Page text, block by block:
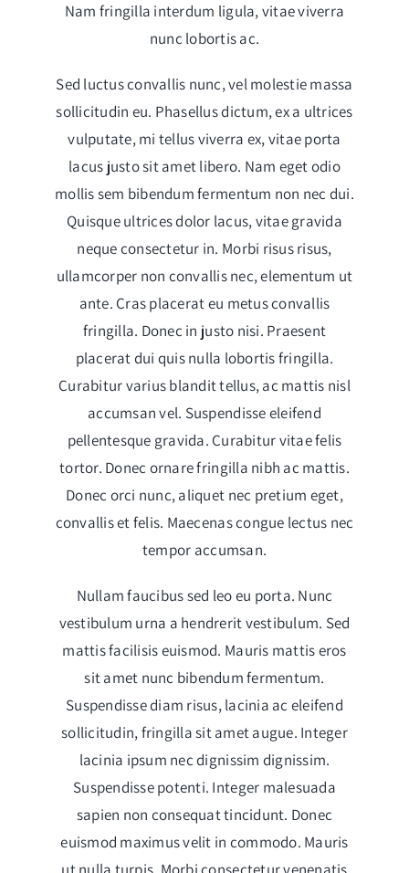
Nam fringilla interdum ligula, vitae viverra
nunc lobortis ac.
Sed luctus convallis nunc, vel molestie massa
sollicitudin eu. Phasellus dictum, ex a ultrices
vulputate, mi tellus viverra ex, vitae porta
lacus justo sit amet libero. Nam eget odio
mollis sem bibendum fermentum non nec dui.
Quisque ultrices dolor lacus, vitae gravida
neque consectetur in. Morbi risus risus,
ullamcorper non convallis nec, elementum ut
ante. Cras placerat eu metus convallis
fringilla. Donec in justo nisi. Praesent
placerat dui quis nulla lobortis fringilla.
Curabitur varius blandit tellus, ac mattis nisl
accumsan vel. Suspendisse eleifend
pellentesque gravida. Curabitur vitae felis
tortor. Donec ornare fringilla nibh ac mattis.
Donec orci nunc, aliquet nec pretium eget,
convallis et felis. Maecenas congue lectus nec
tempor accumsan.
Nullam faucibus sed leo eu porta. Nunc
vestibulum urna a hendrerit vestibulum. Sed
mattis facilisis euismod. Mauris mattis eros
sit amet nunc bibendum fermentum.
Suspendisse diam risus, lacinia ac eleifend
sollicitudin, fringilla sit amet augue. Integer
lacinia ipsum nec dignissim dignissim.
Suspendisse potenti. Integer malesuada
sapien non consequat tincidunt. Donec
euismod maximus velit in commodo. Mauris